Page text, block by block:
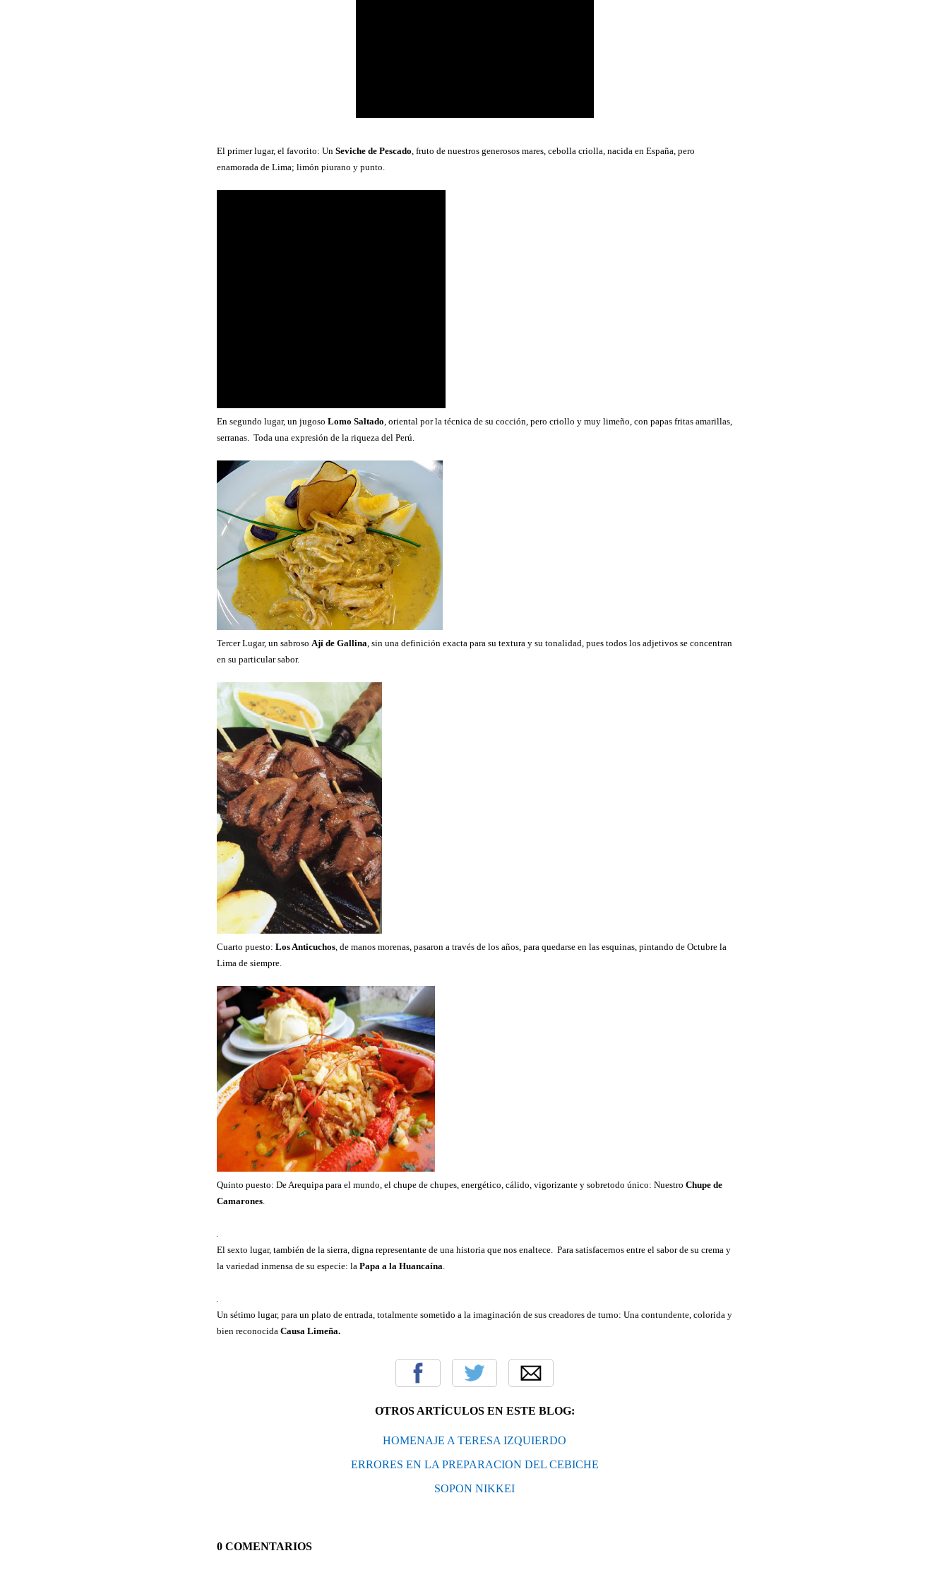
El primer lugar, el favorito: Un Seviche de Pescado , fruto de nuestros generosos mares, cebolla criolla, nacida en España, pero
enamorada de Lima; limón piurano y punto.
En segundo lugar, un jugoso Lomo Saltado , oriental por la técnica de su cocción, pero criollo y muy limeño, con papas fritas amarillas,
serranas. Toda una expresión de la riqueza del Perú.
Tercer Lugar, un sabroso Ají de Gallina , sin una definición exacta para su textura y su tonalidad, pues todos los adjetivos se concentran
en su particular sabor.
Cuarto puesto: Los Anticuchos , de manos morenas, pasaron a través de los años, para quedarse en las esquinas, pintando de Octubre la
Lima de siempre.
Quinto puesto: De Arequipa para el mundo, el chupe de chupes, energético, cálido, vigorizante y sobretodo único: Nuestro Chupe de
Camarones
El sexto lugar, también de la sierra, digna representante de una historia que nos enaltece. Para satisfacernos entre el sabor de su crema y
la variedad inmensa de su especie: la Papa a la Huancaína
Un sétimo lugar, para un plato de entrada, totalmente sometido a la imaginación de sus creadores de turno: Una contundente, colorida y
bien reconocida Causa Limeña.
OTROS ARTÍCULOS EN ESTE BLOG:
HOMENAJE A TERESA IZQUIERDO
ERRORES EN LA PREPARACION DEL CEBICHE
SOPON NIKKEI
0 COMENTARIOS